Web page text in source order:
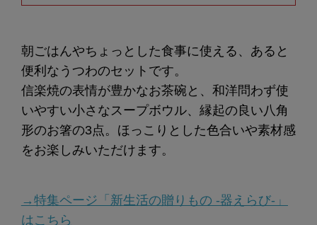
朝ごはんやちょっとした食事に使える、あると
便利なうつわのセットです。
信楽焼の表情が豊かなお茶碗と、和洋問わず使
いやすい小さなスープボウル、縁起の良い八角
形のお箸の3点。ほっこりとした色合いや素材感
をお楽しみいただけます。
→特集ページ「新生活の贈りもの -器えらび-」
はこちら